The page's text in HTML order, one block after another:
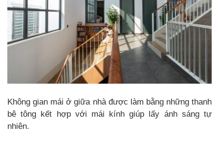
Không gian mái ở giữa nhà được làm bằng những thanh
bê tông kết hợp với mái kính giúp lấy ánh sáng tự
nhiên.